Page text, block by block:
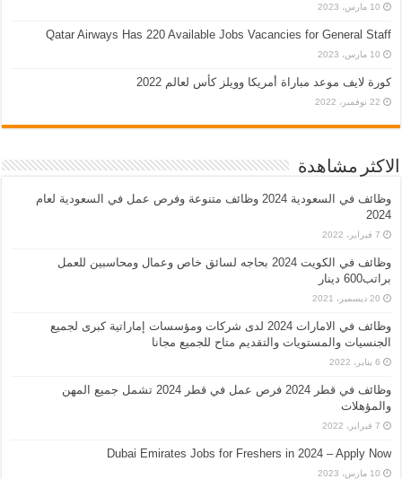
10 مارس، 2023
Qatar Airways Has 220 Available Jobs Vacancies for General Staff
10 مارس، 2023
كورة لايف موعد مباراة أمريكا وويلز كأس لعالم 2022
22 نوفمبر، 2022
الاكثر مشاهدة
وظائف في السعودية 2024 وظائف متنوعة وفرص عمل في السعودية لعام
2024
7 فبراير، 2022
وظائف في الكويت 2024 بحاجه لسائق خاص وعمال ومحاسبين للعمل
براتب600 دينار
20 ديسمبر، 2021
وظائف في الامارات 2024 لدى شركات ومؤسسات إماراتية كبرى لجميع
الجنسيات والمستويات والتقديم متاح للجميع مجانا
6 يناير، 2022
وظائف في قطر 2024 فرص عمل في قطر 2024 تشمل جميع المهن
والمؤهلات
7 فبراير، 2022
Dubai Emirates Jobs for Freshers in 2024 – Apply Now
10 مارس، 2023